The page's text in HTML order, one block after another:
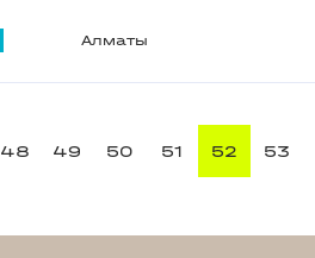
Алматы
48 49 50 51 52 53